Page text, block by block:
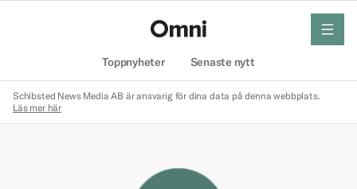
Toppnyheter Senaste nytt
meny
Schibsted News Media AB är ansvarig för dina data på denna webbplats.
Läs mer här